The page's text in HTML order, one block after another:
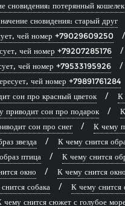
сновидения: потерянный кошелек
сновидения: старый друг
чей номер +79029609250
чей номер +79207285176
чей номер +79533195926
чей номер +79891761284
сон про красный цветок
К
приводит сон про подарок
сон про снег
К чему
звезда
К чему снится
птица
К чему снится
окно
К чему снится окно
собака
К чему снится
чему снится сюжет с голубое